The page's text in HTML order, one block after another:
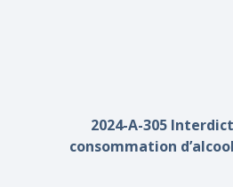
2024-A-305
consommation